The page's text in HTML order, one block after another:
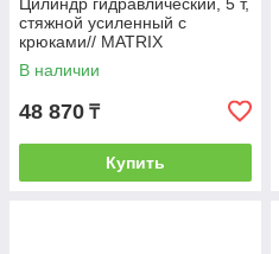
стяжной усиленный с
крюками// MATRIX
В наличии
48 870 ₸
Купить